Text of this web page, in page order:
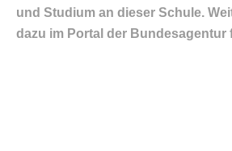
und Studium an dieser Schule.
dazu im Portal der Bundesagentur